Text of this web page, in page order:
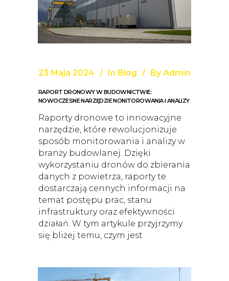
23 Maja 2024 In Blog By Admin
RAPORT DRONOWY W BUDOWNICTWIE:
NOWOCZESNE NARZĘDZIE NONITOROWANIA I ANALIZY
Raporty dronowe to innowacyjne
narzędzie, które rewolucjonizuje
sposób monitorowania i analizy w
branży budowlanej. Dzięki
wykorzystaniu dronów do zbierania
danych z powietrza, raporty te
dostarczają cennych informacji na
temat postępu prac, stanu
infrastruktury oraz efektywności
działań. W tym artykule przyjrzymy
się bliżej temu, czym jest